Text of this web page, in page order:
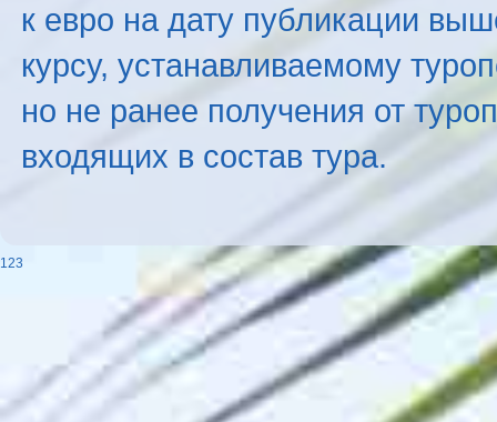
к евро на дату публикации
курсу, устанавливаемому
но не ранее получения от
входящих в состав тура.
123